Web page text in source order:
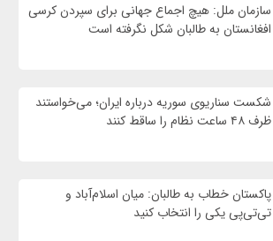
سازمان ملل: هیچ اجماع جهانی برای سپردن کرسی
افغانستان به طالبان شکل نگرفته است
شکست سناریوی سوریه درباره ایران؛ می‌خواستند
ظرف ۴۸ ساعت نظام را ساقط کنند
پاکستان خطاب به طالبان: میان اسلام‌آباد و
تی‌تی‌پی یکی را انتخاب کنید